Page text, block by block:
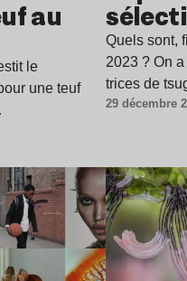
au
le
une teuf
Quels sont,
2023 ? On
trices de
29 décembre
Lire l’article